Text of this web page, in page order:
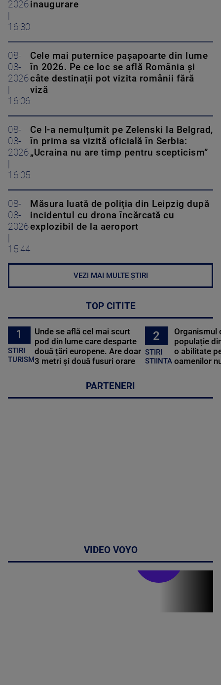
2026
16:30
inaugurare
08-
08-
2026
16:06
Cele mai puternice pașapoarte din lume
în 2026. Pe ce loc se află România și
câte destinații pot vizita românii fără
viză
08-
08-
2026
16:05
Ce l-a nemulțumit pe Zelenski la Belgrad,
în prima sa vizită oficială în Serbia:
„Ucraina nu are timp pentru scepticism”
08-
08-
2026
15:44
Măsura luată de poliția din Leipzig după
incidentul cu drona încărcată cu
explozibil de la aeroport
VEZI MAI MULTE ȘTIRI
TOP CITITE
1
STIRI
TURISM
Unde se află cel mai scurt
pod din lume care desparte
două țări europene. Are doar
3 metri și două fusuri orare
2
STIRI
STIINTA
Organismul
populație
o abilitate
oamenilor
PARTENERI
VIDEO VOYO